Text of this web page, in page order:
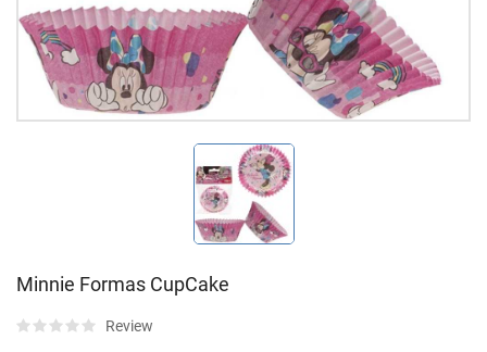
Minnie Formas CupCake
Review